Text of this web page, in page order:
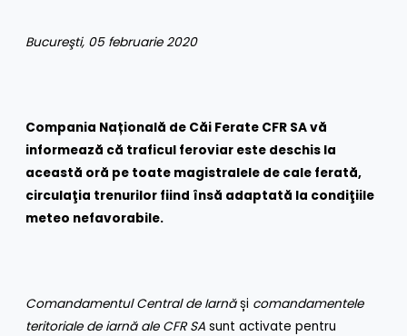
Bucureşti, 05 februarie 2020
Compania Națională de Căi Ferate CFR SA vă
informează că traficul feroviar este deschis la
această oră pe toate magistralele de cale ferată,
circulaţia trenurilor fiind însă adaptată la condiţiile
meteo nefavorabile.
Comandamentul Central de Iarnăși comandamentele
teritoriale de iarnă ale CFR SA sunt activate pentru